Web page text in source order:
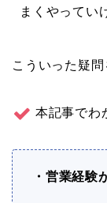
まくやってい
こういった疑問
本記事でわ
・営業経験